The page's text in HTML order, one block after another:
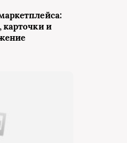
карточки и